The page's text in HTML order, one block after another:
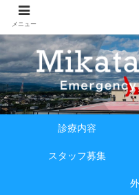
診療内容
スタッフ募集
メニュー